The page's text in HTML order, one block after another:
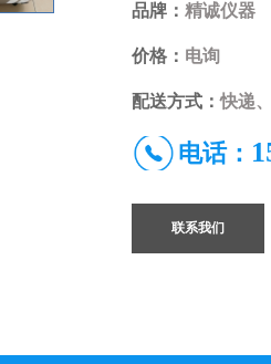
品牌： 精诚仪器
价格： 电询
配送方式：快递
电话：
联系我们